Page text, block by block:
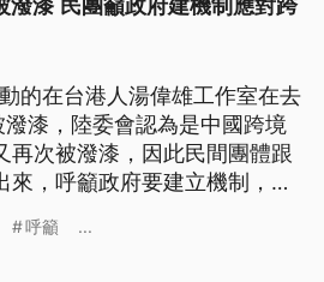
潑漆 民團籲政府建機制應對跨
的在台港人湯偉雄工作室在去
潑漆，陸委會認為是中國跨境
再次被潑漆，因此民間團體跟
，呼籲政府要建立機制，包
呼籲 ...